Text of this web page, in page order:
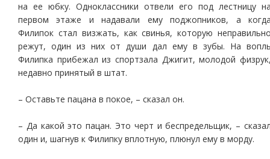
на ее юбку. Одноклассники отвели его под лестницу
первом этаже и надавали ему поджопников, а
Филипок стал визжать, как свинья, которую
режут, один из них от души дал ему в зубы. На
Филипка прибежал из спортзала Джигит, молодой
недавно принятый в штат.
– Оставьте пацана в покое, – сказал он.
– Да какой это пацан. Это черт и беспредельщик, –
один и, шагнув к Филипку вплотную, плюнул ему в морду.